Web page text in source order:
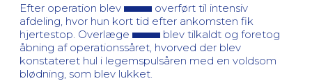
Efter operation blev
overført til intensiv
afdeling, hvor hun kort tid efter ankomsten fik
hjertestop. Overlæge
blev tilkaldt og foretog
åbning af operationssåret, hvorved der blev
konstateret hul i legemspulsåren med en voldsom
blødning, som blev lukket.